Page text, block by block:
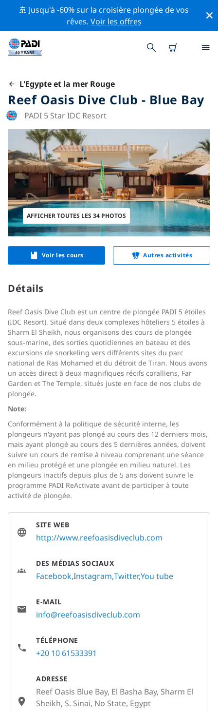
🚢 Jusqu'à -60% sur la croisière plongée de vos
rêves. Voir les offres
L'Egypte et la mer Rouge
Reef Oasis Dive Club - Blue Bay
PADI 5 Star IDC Resort
AFFICHER TOUTES LES 34 PHOTOS
Voir les cours Autres activités
Détails
Reef Oasis Dive Club est un centre de plongée PADI 5 étoiles
(IDC Resort). Situé dans deux complexes hôteliers 5 étoiles à
Sharm El Sheikh, nous organisons des cours de plongée
sous-marine, des sorties quotidiennes en bateau et des
excursions de snorkeling vers différents sites du parc
national de Ras Mohamed et du détroit de Tiran. Nous avons
un accès direct à deux magnifiques récifs coralliens, Far
Garden et The Temple, situés juste en face de nos clubs de
plongée.
Note:
Conformément à la politique de sécurité interne, les
plongeurs n'ayant pas plongé au cours des 12 derniers mois,
mais ayant plongé au cours des 5 dernières années, doivent
suivre un cours de remise à niveau comprenant une séance
en milieu protégé et une plongée en milieu naturel. Les
plongeurs inactifs depuis plus de 5 ans doivent suivre le
programme PADI ReActivate avant de participer à toute
activité de plongée.
SITE WEB
http://www.reefoasisdiveclub.com
DES MÉDIAS SOCIAUX
FacebookInstagram TwitterYou tube
E-MAIL
info@reefoasisdiveclub.com
TÉLÉPHONE
+20 10 61533391
ADRESSE
Reef Oasis Blue Bay, El Basha Bay, Sharm El
Sheikh, S. Sinai, No State, Egypt